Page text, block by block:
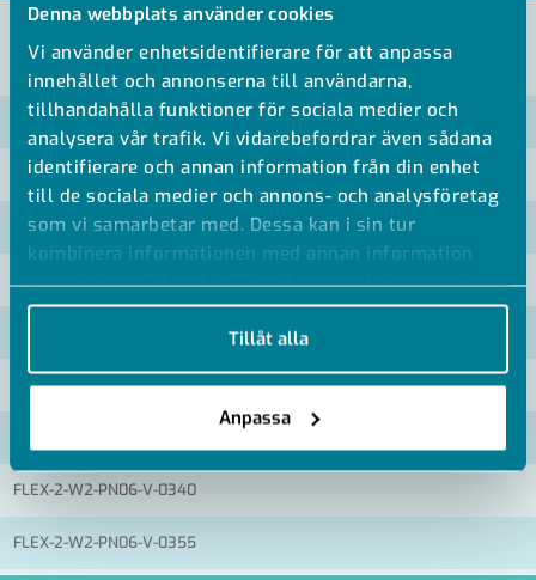
Denna webbplats använder cookies
Vi använder enhetsidentifierare för att anpassa
innehållet och annonserna till användarna,
tillhandahålla funktioner för sociala medier och
analysera vår trafik. Vi vidarebefordrar även sådana
identifierare och annan information från din enhet
till de sociala medier och annons- och analysföretag
som vi samarbetar med. Dessa kan i sin tur
kombinera informationen med annan information
som du har tillhandahållit eller som de har samlat in
när du har använt deras tjänster.
Tillåt alla
Anpassa
VISA ALLA MÅTT +
Artikelnummer RSK
FLEX-2-W2-PN06-V-0180
FLEX-2-W2-PN06-V-0204
FLEX-2-W2-PN06-V-0280
FLEX-2-W2-PN06-V-0340
FLEX-2-W2-PN06-V-0355